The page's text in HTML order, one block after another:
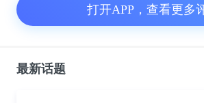
打开APP，查看更多
最新话题